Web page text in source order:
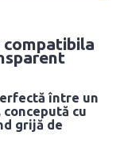
compatibila
între un
cu
grijă de